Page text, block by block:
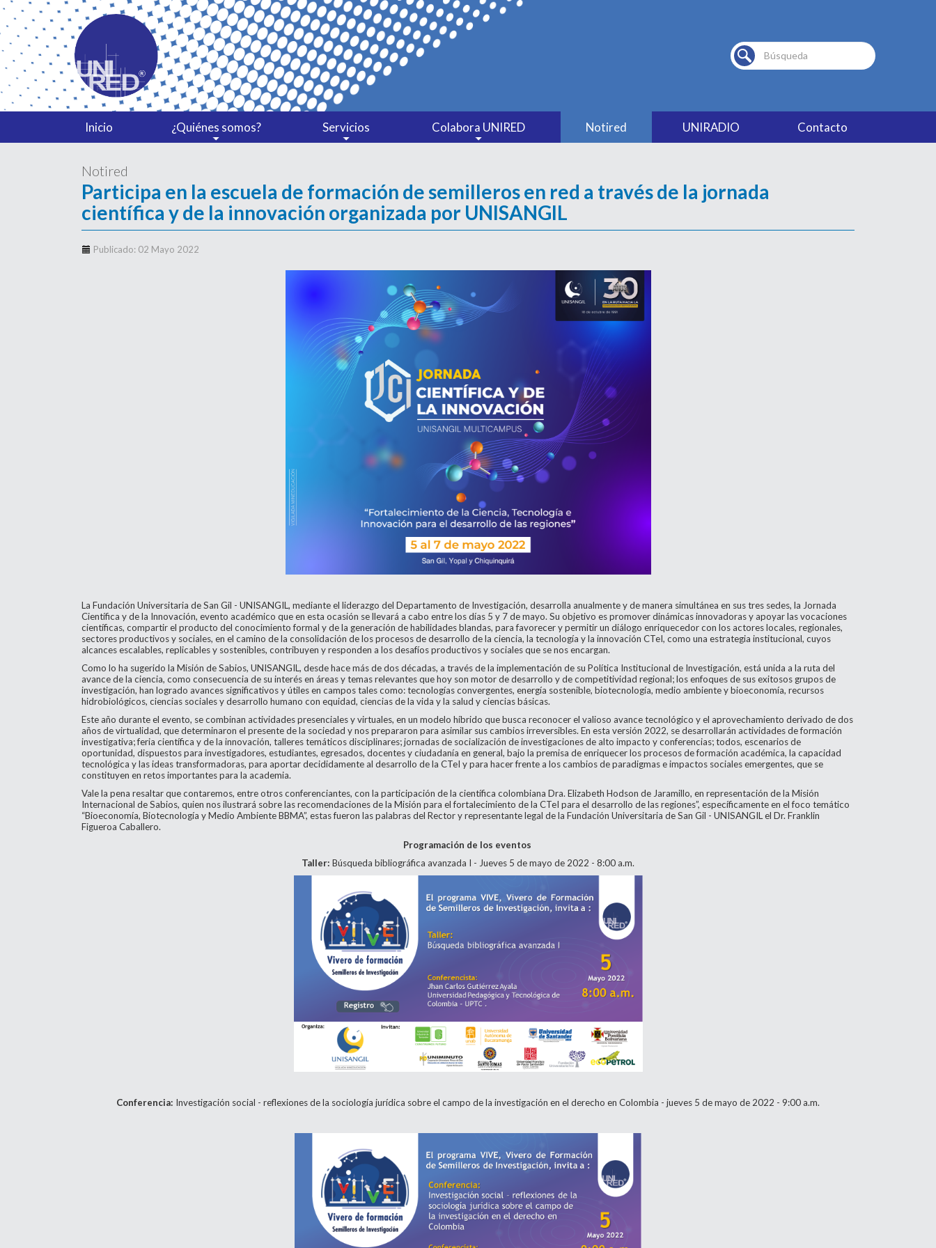
Buscar...
Inicio ¿Quiénes somos? Servicios
Catálogo Bibliográfico
Colabora UNIRED
Divulgación
Agenda U
UNIRED online
Colabora UNIRED
Mesas sectoriales
Convenios
Cátedra extensión universitaria
Concurso InnóvaTe
Notired UNIRADIO Contacto
Notired
Participa en la escuela de formación de semilleros en red a través de la jornada
científica y de la innovación organizada por UNISANGIL
Publicado: 02 Mayo 2022
La Fundación Universitaria de San Gil - UNISANGIL, mediante el liderazgo del Departamento de Investigación, desarrolla anualmente y de manera simultánea en sus tres sedes, la Jornada
Científica y de la Innovación, evento académico que en esta ocasión se llevará a cabo entre los días 5 y 7 de mayo. Su objetivo es promover dinámicas innovadoras y apoyar las vocaciones
científicas, compartir el producto del conocimiento formal y de la generación de habilidades blandas, para favorecer y permitir un diálogo enriquecedor con los actores locales, regionales,
sectores productivos y sociales, en el camino de la consolidación de los procesos de desarrollo de la ciencia, la tecnología y la innovación CTeI, como una estrategia institucional, cuyos
alcances escalables, replicables y sostenibles, contribuyen y responden a los desafíos productivos y sociales que se nos encargan.
Como lo ha sugerido la Misión de Sabios, UNISANGIL, desde hace más de dos décadas, a través de la implementación de su Política Institucional de Investigación, está unida a la ruta del
avance de la ciencia, como consecuencia de su interés en áreas y temas relevantes que hoy son motor de desarrollo y de competitividad regional; los enfoques de sus exitosos grupos de
investigación, han logrado avances significativos y útiles en campos tales como: tecnologías convergentes, energía sostenible, biotecnología, medio ambiente y bioeconomía, recursos
hidrobiológicos, ciencias sociales y desarrollo humano con equidad, ciencias de la vida y la salud y ciencias básicas.
Este año durante el evento, se combinan actividades presenciales y virtuales, en un modelo híbrido que busca reconocer el valioso avance tecnológico y el aprovechamiento derivado de dos
años de virtualidad, que determinaron el presente de la sociedad y nos prepararon para asimilar sus cambios irreversibles. En esta versión 2022, se desarrollarán actividades de formación
investigativa; feria científica y de la innovación, talleres temáticos disciplinares; jornadas de socialización de investigaciones de alto impacto y conferencias; todos, escenarios de
oportunidad, dispuestos para investigadores, estudiantes, egresados, docentes y ciudadanía en general, bajo la premisa de enriquecer los procesos de formación académica, la capacidad
tecnológica y las ideas transformadoras, para aportar decididamente al desarrollo de la CTeI y para hacer frente a los cambios de paradigmas e impactos sociales emergentes, que se
constituyen en retos importantes para la academia.
Vale la pena resaltar que contaremos, entre otros conferenciantes, con la participación de la científica colombiana Dra. Elizabeth Hodson de Jaramillo, en representación de la Misión
Internacional de Sabios, quien nos ilustrará sobre las recomendaciones de la Misión para el fortalecimiento de la CTeI para el desarrollo de las regiones”, específicamente en el foco temático
“Bioeconomía, Biotecnología y Medio Ambiente BBMA”, estas fueron las palabras del Rector y representante legal de la Fundación Universitaria de San Gil - UNISANGIL el Dr. Franklin
Figueroa Caballero.
Programación de los eventos
Taller: Búsqueda bibliográfica avanzada I - Jueves 5 de mayo de 2022 - 8:00 a.m.
Conferencia: Investigación social - reflexiones de la sociología jurídica sobre el campo de la investigación en el derecho en Colombia - jueves 5 de mayo de 2022 - 9:00 a.m.